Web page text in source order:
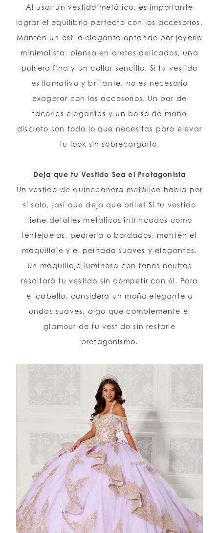
Al usar un vestido metálico, es importante
lograr el equilibrio perfecto con los accesorios.
Mantén un estilo elegante optando por joyería
minimalista: piensa en aretes delicados, una
pulsera fina y un collar sencillo. Si tu vestido
es llamativo y brillante, no es necesario
exagerar con los accesorios. Un par de
tacones elegantes y un bolso de mano
discreto son todo lo que necesitas para elevar
tu look sin sobrecargarlo.
Deja que tu Vestido Sea el Protagonista
Un vestido de quinceañera metálico habla por
sí solo, ¡así que deja que brille! Si tu vestido
tiene detalles metálicos intrincados como
lentejuelas, pedrería o bordados, mantén el
maquillaje y el peinado suaves y elegantes.
Un maquillaje luminoso con tonos neutros
resaltará tu vestido sin competir con él. Para
el cabello, considera un moño elegante o
ondas suaves, algo que complemente el
glamour de tu vestido sin restarle
protagonismo.